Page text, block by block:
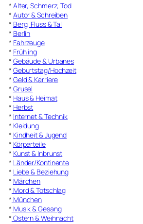
* Alter, Schmerz, Tod
* Autor & Schreiben
* Berg, Fluss & Tal
* Berlin
* Fahrzeuge
* Frühling
* Gebäude & Urbanes
* Geburtstag/Hochzeit
* Geld & Karriere
* Grusel
* Haus & Heimat
* Herbst
* Internet & Technik
* Kleidung
* Kindheit & Jugend
* Körperteile
* Kunst & Inbrunst
* Länder/Kontinente
* Liebe & Beziehung
* Märchen
* Mord & Totschlag
* München
* Musik & Gesang
* Ostern & Weihnacht